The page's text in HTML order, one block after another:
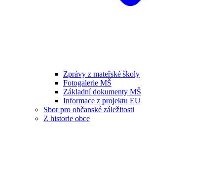
Zprávy z mateřské školy
Fotogalerie MŠ
Základní dokumenty MŠ
Informace z projektu EU
Sbor pro občanské záležitosti
Z historie obce